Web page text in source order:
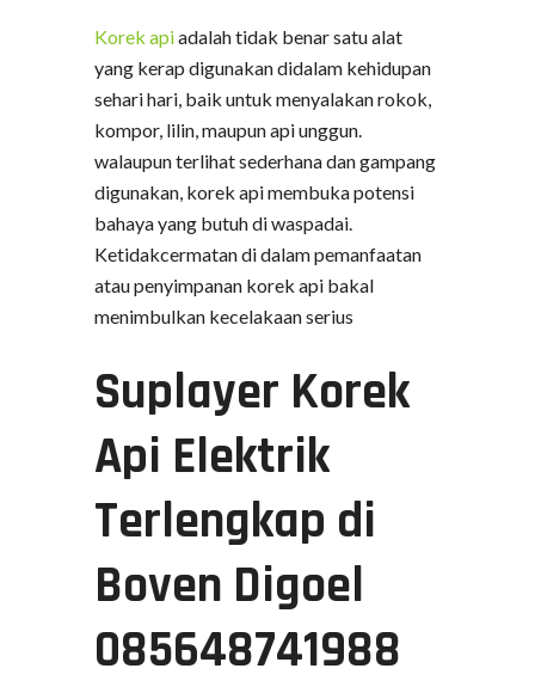
Korek apiadalah tidak benar satu alat
yang kerap digunakan didalam kehidupan
sehari hari, baik untuk menyalakan rokok,
kompor, lilin, maupun api unggun.
walaupun terlihat sederhana dan gampang
digunakan, korek api membuka potensi
bahaya yang butuh di waspadai.
Ketidakcermatan di dalam pemanfaatan
atau penyimpanan korek api bakal
menimbulkan kecelakaan serius
Suplayer Korek
Api Elektrik
Terlengkap di
Boven Digoel
085648741988